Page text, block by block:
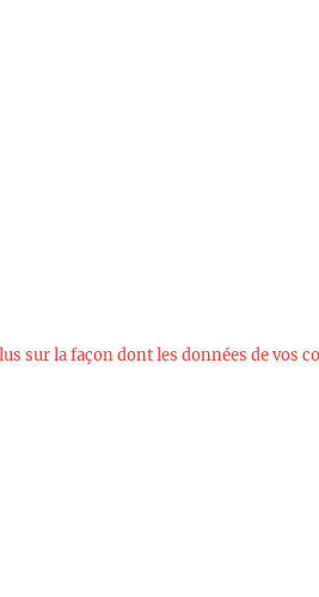
sur la façon dont les données de vos